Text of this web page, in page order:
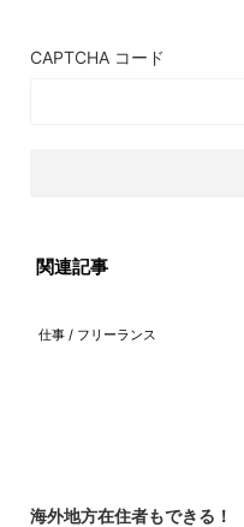
CAPTCHA コード
関連記事
仕事 / フリーランス
海外地方在住者もできる！